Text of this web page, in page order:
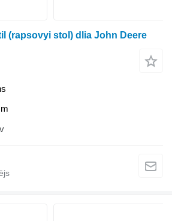
(rapsovyi stol) dlia John Deere